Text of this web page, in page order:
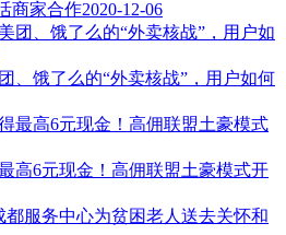
商家合作2020-12-06
、饿了么的“外卖核战”，用户如何
高6元现金！高佣联盟土豪模式开